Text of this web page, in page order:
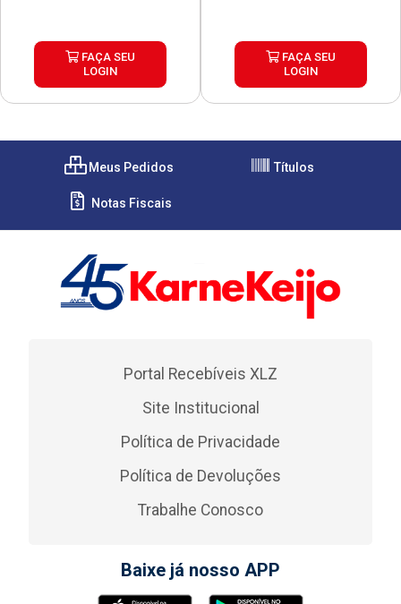
FAÇA SEU
LOGIN
FAÇA SEU
LOGIN
Meus Pedidos Títulos
Notas Fiscais
Portal Recebíveis XLZ
Site Institucional
Política de Privacidade
Política de Devoluções
Trabalhe Conosco
Baixe já nosso APP